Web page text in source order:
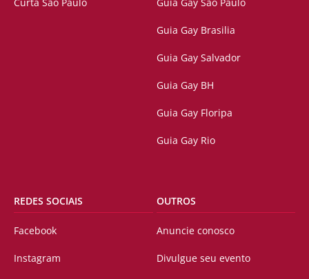
Curta São Paulo Guia Gay São Paulo
Guia Gay Brasilia
Guia Gay Salvador
Guia Gay BH
Guia Gay Floripa
Guia Gay Rio
REDES SOCIAIS
Facebook
Instagram
OUTROS
Anuncie conosco
Divulgue seu evento